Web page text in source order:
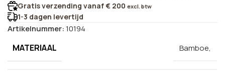
Gratis verzending vanaf € 200 excl. btw
1-3 dagen levertijd
Artikelnummer:10194
MATERIAAL Bamboe,